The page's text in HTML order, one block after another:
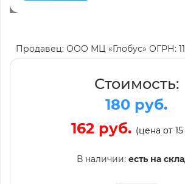
Продавец: ООО МЦ «Глобус» ОГРН:
Стоимость:
180 руб.
162 руб. (цена от
В наличии: есть на